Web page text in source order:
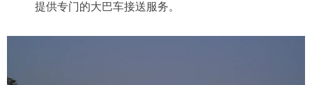
提供专门的大巴车接送服务。​